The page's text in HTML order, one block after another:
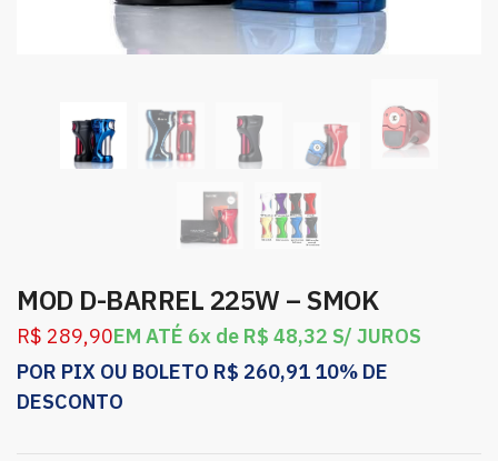
MOD D-BARREL 225W – SMOK
R$ 289,90EM ATÉ 6x de R$ 48,32 S/ JUROS
POR PIX OU BOLETO R$ 260,91 10% DE
DESCONTO